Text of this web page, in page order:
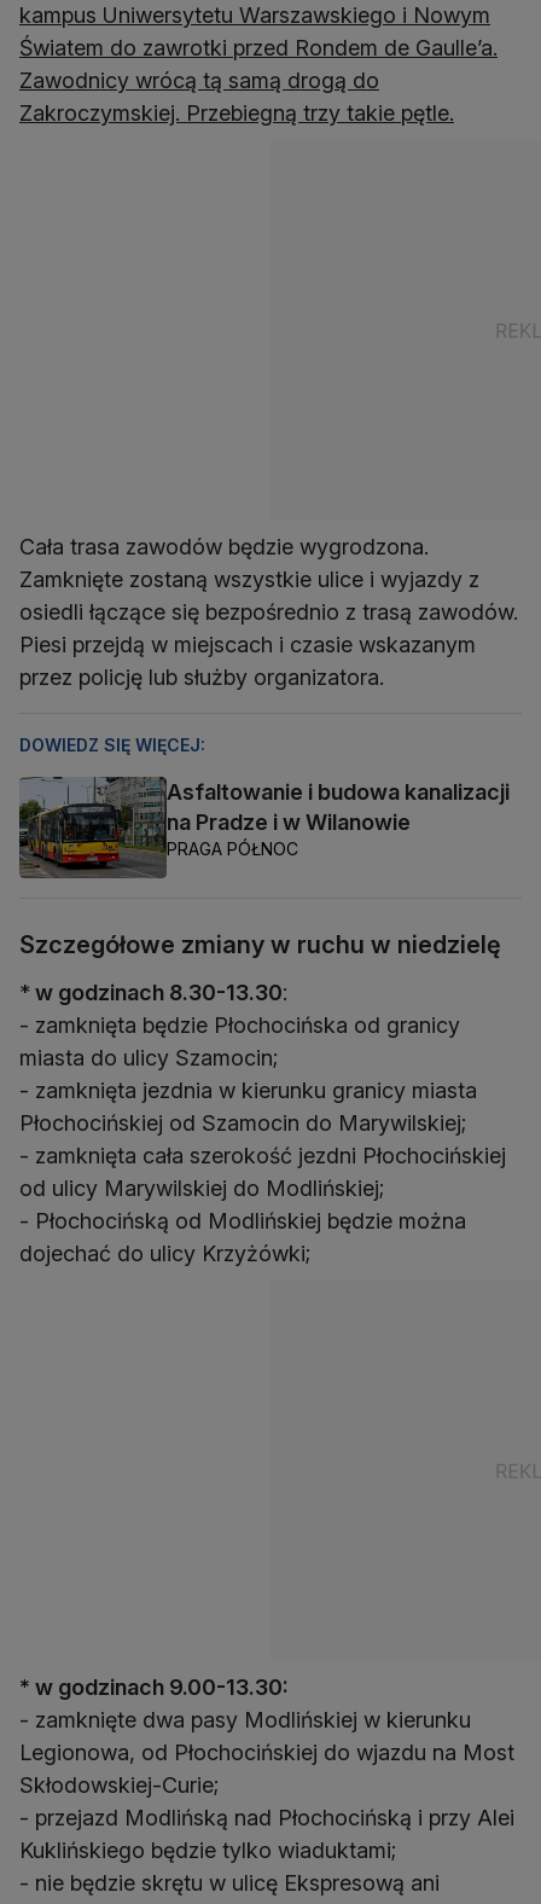
kampus Uniwersytetu Warszawskiego i Nowym
Światem do zawrotki przed Rondem de Gaulle’a.
Zawodnicy wrócą tą samą drogą do
Zakroczymskiej. Przebiegną trzy takie pętle.
Cała trasa zawodów będzie wygrodzona.
Zamknięte zostaną wszystkie ulice i wyjazdy z
osiedli łączące się bezpośrednio z trasą zawodów.
Piesi przejdą w miejscach i czasie wskazanym
przez policję lub służby organizatora.
DOWIEDZ SIĘ WIĘCEJ:
Asfaltowanie i budowa kanalizacji
na Pradze i w Wilanowie
PRAGA PÓŁNOC
Szczegółowe zmiany w ruchu w niedzielę
* w godzinach 8.30-13.30:
- zamknięta będzie Płochocińska od granicy
miasta do ulicy Szamocin;
- zamknięta jezdnia w kierunku granicy miasta
Płochocińskiej od Szamocin do Marywilskiej;
- zamknięta cała szerokość jezdni Płochocińskiej
od ulicy Marywilskiej do Modlińskiej;
- Płochocińską od Modlińskiej będzie można
dojechać do ulicy Krzyżówki;
* w godzinach 9.00-13.30:
- zamknięte dwa pasy Modlińskiej w kierunku
Legionowa, od Płochocińskiej do wjazdu na Most
Skłodowskiej-Curie;
- przejazd Modlińską nad Płochocińską i przy Alei
Kuklińskiego będzie tylko wiaduktami;
- nie będzie skrętu w ulicę Ekspresową ani